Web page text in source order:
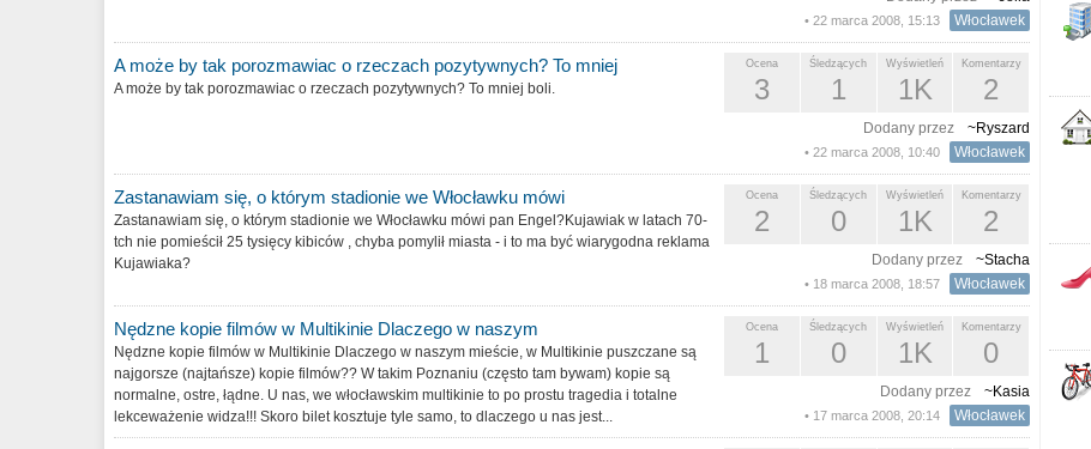
• 22 marca 2008, 15:13 Włocławek
A może by tak porozmawiac o rzeczach pozytywnych? To mniej
A może by tak porozmawiac o rzeczach pozytywnych? To mniej boli.
Komentarzy
2
Wyświetleń
1K
Śledzących
1
Ocena
3
Dodany przez ~Ryszard
• 22 marca 2008, 10:40 Włocławek
Zastanawiam się, o którym stadionie we Włocławku mówi
Zastanawiam się, o którym stadionie we Włocławku mówi pan Engel?Kujawiak w latach 70-
tch nie pomieścił 25 tysięcy kibiców , chyba pomylił miasta - i to ma być wiarygodna reklama
Kujawiaka?
Komentarzy
2
Wyświetleń
1K
Śledzących
0
Ocena
2
Dodany przez ~Stacha
• 18 marca 2008, 18:57 Włocławek
Nędzne kopie filmów w Multikinie Dlaczego w naszym
Nędzne kopie filmów w Multikinie Dlaczego w naszym mieście, w Multikinie puszczane są
najgorsze (najtańsze) kopie filmów?? W takim Poznaniu (często tam bywam) kopie są
normalne, ostre, łądne. U nas, we włocławskim multikinie to po prostu tragedia i totalne
lekceważenie widza!!! Skoro bilet kosztuje tyle samo, to dlaczego u nas jest...
Komentarzy
0
Wyświetleń
1K
Śledzących
0
Ocena
1
Dodany przez ~Kasia
• 17 marca 2008, 20:14 Włocławek